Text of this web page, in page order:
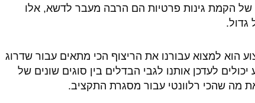
של הקמת גינות פרטיות הם הרבה מעבר לדשא, אלו
גדול.
הוא למצוא עבורנו את הריצוף הכי מתאים עבור שדרוג
לעדכן אותנו לגבי הבדלים בין סוגים שונים של
מה שהכי רלוונטי עבור מסגרת התקציב.